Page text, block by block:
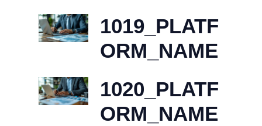
1019_PLATF
ORM_NAME
1020_PLATF
ORM_NAME